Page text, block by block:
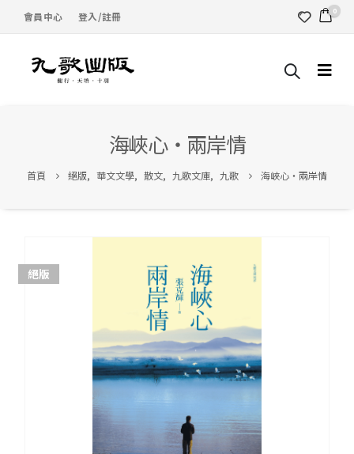
會員中心 登入/註冊 0
海峽心‧兩岸情
首頁 絕版, 華文文學, 散文, 九歌文庫, 九歌 海峽心‧兩岸情
絕版